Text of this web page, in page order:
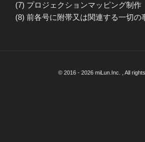
(7) プロジェクションマッピング制作
(8) 前各号に附帯又は関連する一切の
© 2016 - 2026 miLun.Inc. , All